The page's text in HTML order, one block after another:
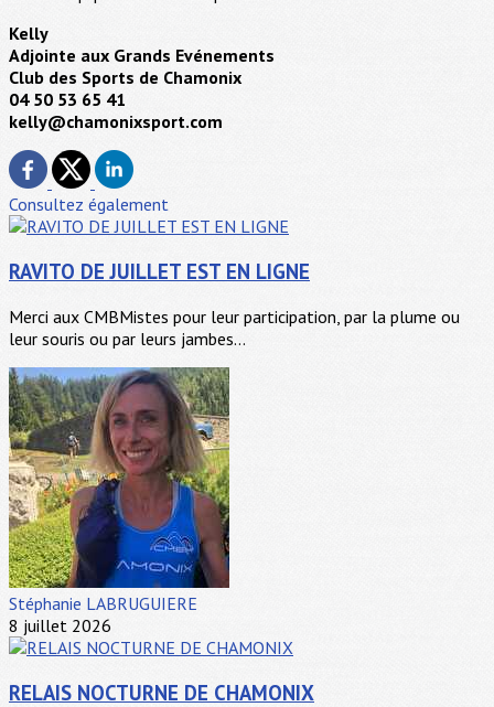
Kelly
Adjointe aux Grands Evénements
Club des Sports de Chamonix
04 50 53 65 41
kelly@chamonixsport.com
Consultez également
RAVITO DE JUILLET EST EN LIGNE
Merci aux CMBMistes pour leur participation, par la plume ou
leur souris ou par leurs jambes...
Stéphanie LABRUGUIERE
8 juillet 2026
RELAIS NOCTURNE DE CHAMONIX